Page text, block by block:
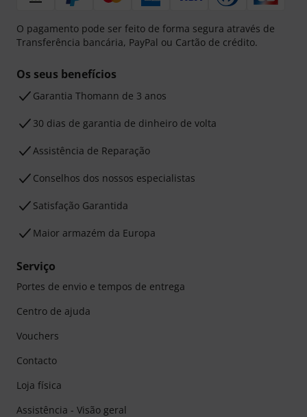
O pagamento pode ser feito de forma segura através de
Transferência bancária, PayPal ou Cartão de crédito.
Os seus benefícios
Garantia Thomann de 3 anos
30 dias de garantia de dinheiro de volta
Assistência de Reparação
Conselhos dos nossos especialistas
Satisfação Garantida
Maior armazém da Europa
Serviço
Portes de envio e tempos de entrega
Centro de ajuda
Vouchers
Contacto
Loja física
Assistência - Visão geral